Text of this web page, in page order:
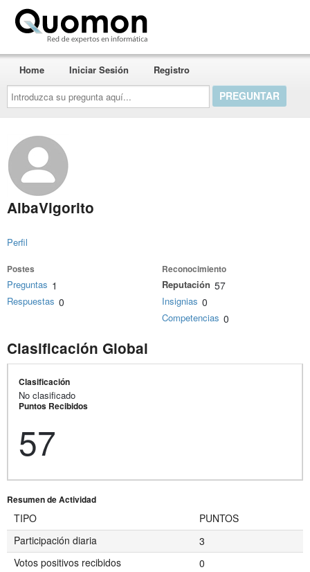
Introduzca
su
pregunta
aquí...
Home Iniciar Sesión Registro
AlbaVigorito
Perfil
Postes
Preguntas 1
Respuestas 0
Reconocimiento
Reputación 57
Insignias 0
Competencias 0
Clasificación Global
Clasificación
No clasificado
Puntos Recibidos
57
Resumen de Actividad
TIPO
PUNTOS
Participación diaria
3
Votos positivos recibidos
0